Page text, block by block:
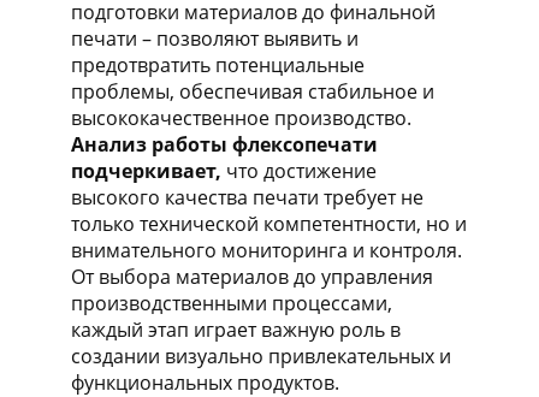
подготовки материалов до финальной
печати – позволяют выявить и
предотвратить потенциальные
проблемы, обеспечивая стабильное и
высококачественное производство.
Анализ работы флексопечати
подчеркивает, что достижение
высокого качества печати требует не
только технической компетентности, но и
внимательного мониторинга и контроля.
От выбора материалов до управления
производственными процессами,
каждый этап играет важную роль в
создании визуально привлекательных и
функциональных продуктов.